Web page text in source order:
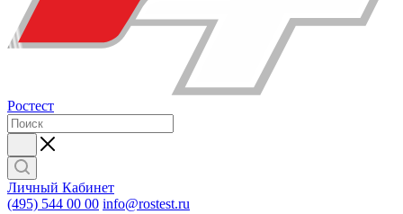
Ростест
Личный Кабинет
(495) 544 00 00 info@rostest.ru